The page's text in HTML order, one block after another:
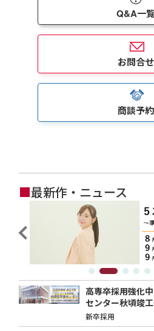
Q&A一
お問合せ
商談予約
■最新作・ニュース
高専卒採用強化
センター秋頃竣
新卒採用